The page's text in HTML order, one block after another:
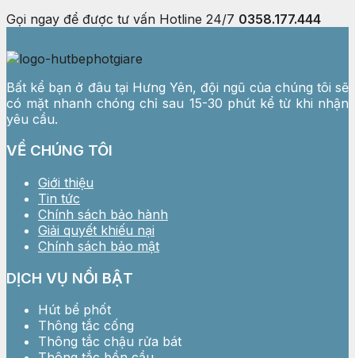
Gọi ngay để được tư vấn Hotline 24/7 0358.177.444
Bất kể bạn ở đâu tại Hưng Yên, đội ngũ của chúng tôi sẽ
có mặt nhanh chóng chỉ sau 15-30 phút kể từ khi nhận
yêu cầu.
VỀ CHÚNG TÔI
Giới thiệu
Tin tức
Chính sách bảo hành
Giải quyết khiếu nại
Chính sách bảo mật
DỊCH VỤ NỔI BẬT
Hút bể phốt
Thông tắc cống
Thông tắc chậu rửa bát